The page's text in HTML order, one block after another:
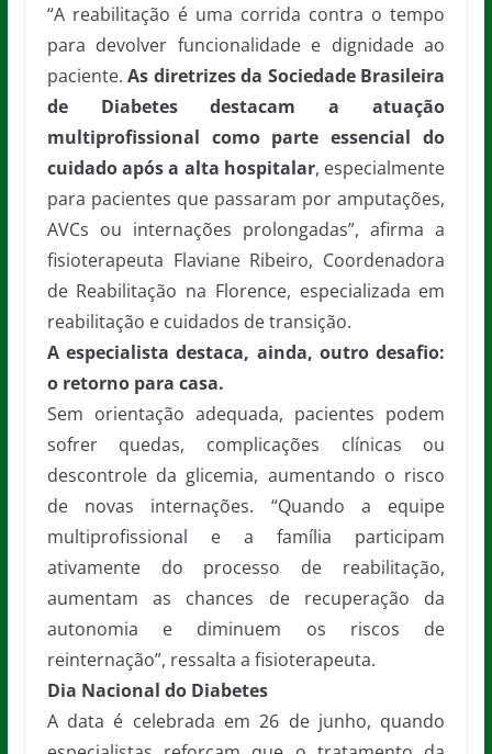
“A reabilitação é uma corrida contra o tempo
para devolver funcionalidade e dignidade ao
paciente.As diretrizes da Sociedade Brasileira
de Diabetes destacam a atuação
multiprofissional como parte essencial do
cuidado após a alta hospitalar, especialmente
para pacientes que passaram por amputações,
AVCs ou internações prolongadas”, afirma a
fisioterapeuta Flaviane Ribeiro, Coordenadora
de Reabilitação na Florence, especializada em
reabilitação e cuidados de transição.
A especialista destaca, ainda, outro desafio:
o retorno para casa.
Sem orientação adequada, pacientes podem
sofrer quedas, complicações clínicas ou
descontrole da glicemia, aumentando o risco
de novas internações. “Quando a equipe
multiprofissional e a família participam
ativamente do processo de reabilitação,
aumentam as chances de recuperação da
autonomia e diminuem os riscos de
reinternação”, ressalta a fisioterapeuta.
Dia Nacional do Diabetes
A data é celebrada em 26 de junho, quando